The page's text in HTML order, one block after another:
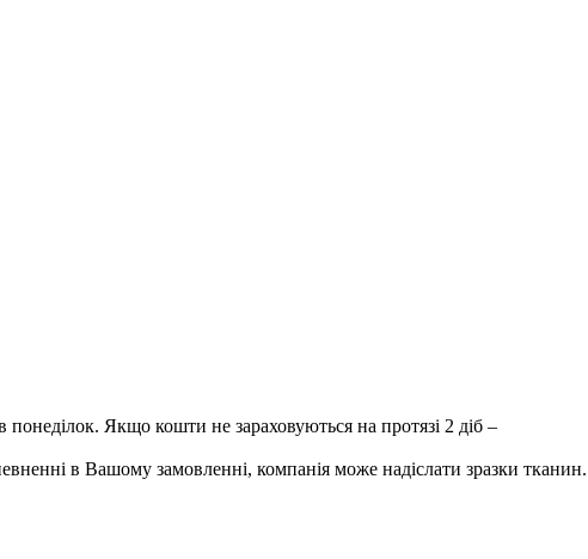
Якщо кошти не зараховуються на протязі 2 діб –
в Вашому замовленні, компанія може надіслати зразки тканин.